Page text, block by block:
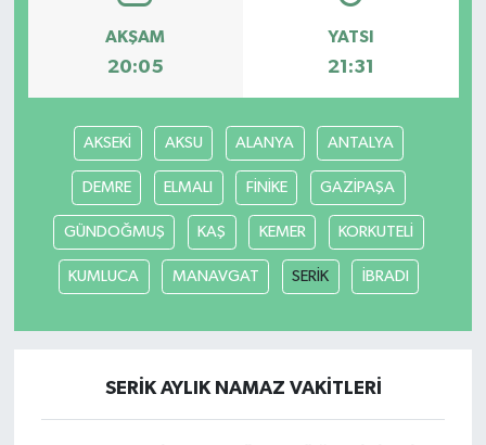
AKŞAM
20:05
YATSI
21:31
AKSEKİ AKSU ALANYA ANTALYA
DEMRE ELMALI FİNİKE GAZİPAŞA
GÜNDOĞMUŞ KAŞ KEMER KORKUTELİ
KUMLUCA MANAVGAT SERİK İBRADI
SERİK AYLIK NAMAZ VAKITLERI